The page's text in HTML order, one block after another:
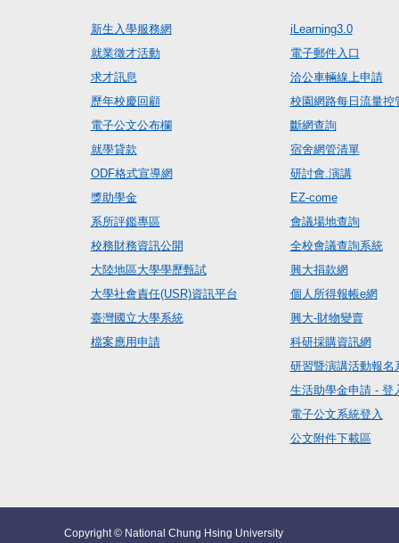
新生入學服務網
就業徵才活動
求才訊息
歷年校慶回顧
電子公文公布欄
就學貸款
ODF格式宣導網
獎助學金
系所評鑑專區
校務財務資訊公開
大陸地區大學學歷甄試
大學社會責任(USR)資訊平台
臺灣國立大學系統
檔案應用申請
iLearning3.0
電子郵件入口
洽公車輛線上申請
校園網路每日流量控
斷網查詢
宿舍網管清單
研討會.演講
EZ-come
會議場地查詢
全校會議查詢系統
興大捐款網
個人所得報帳e網
興大-財物變賣
科研採購資訊網
研習暨演講活動報名
生活助學金申請 - 登
電子公文系統登入
公文附件下載區
Copyright © National Chung Hsing University